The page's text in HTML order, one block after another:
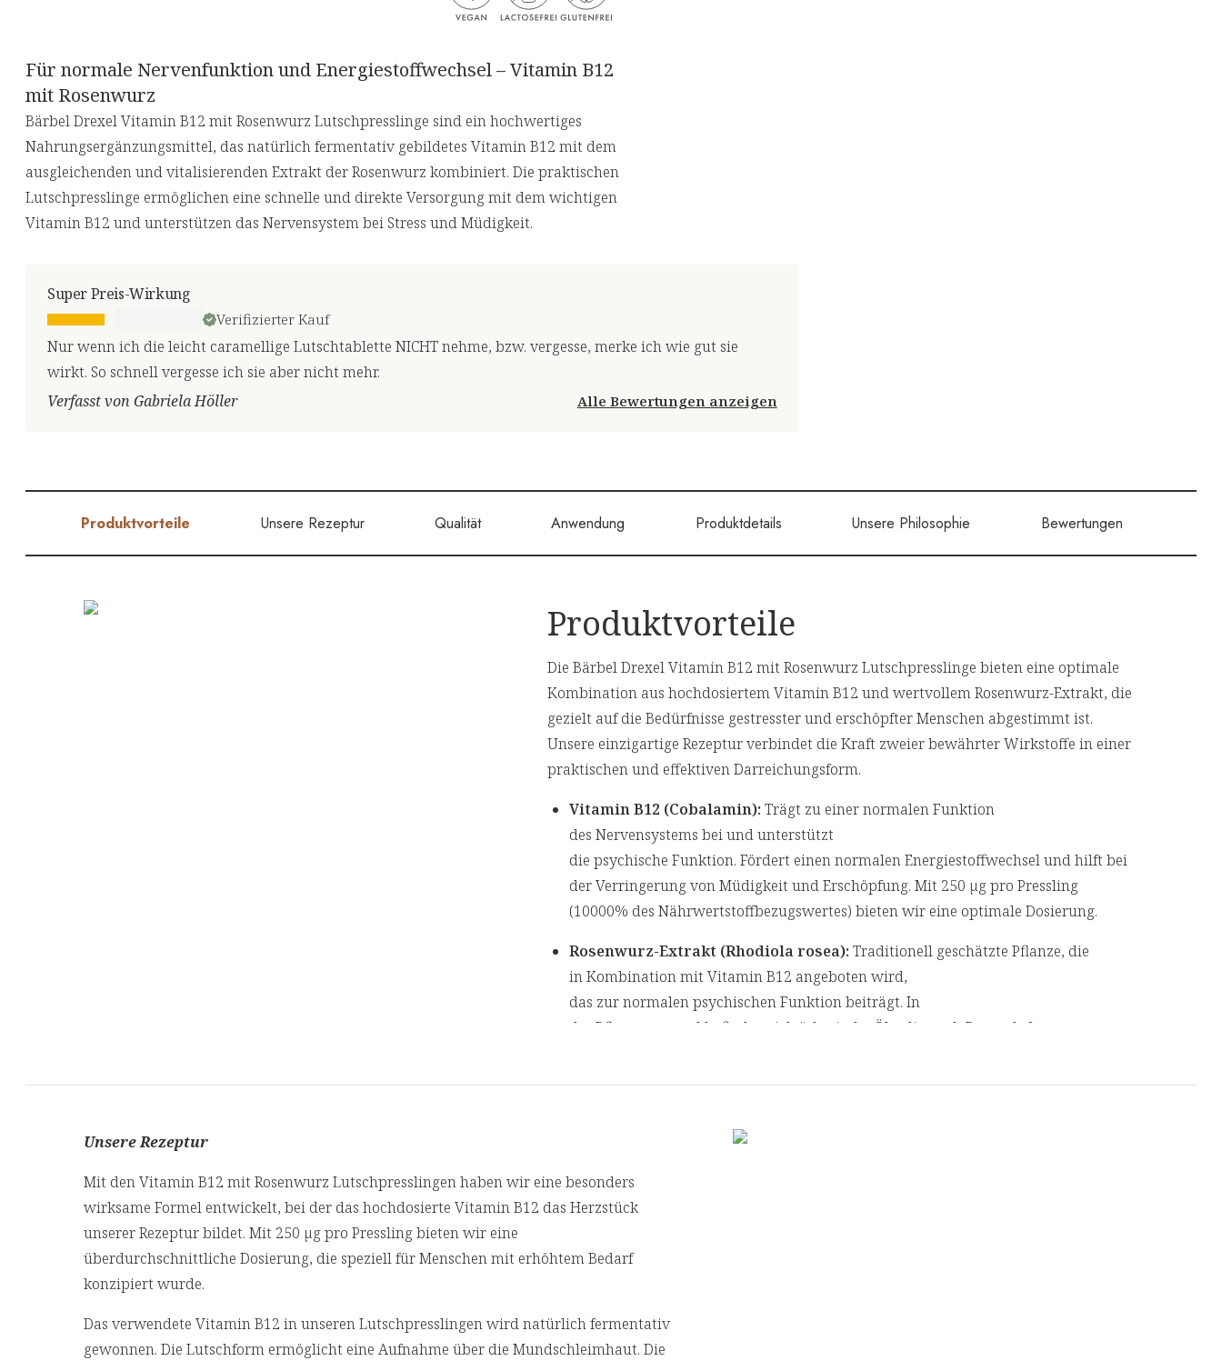
Für normale Nervenfunktion und Energiestoffwechsel – Vitamin B12
mit Rosenwurz
Bärbel Drexel Vitamin B12 mit Rosenwurz Lutschpresslinge sind ein hochwertiges
Nahrungsergänzungsmittel, das natürlich fermentativ gebildetes Vitamin B12 mit dem
ausgleichenden und vitalisierenden Extrakt der Rosenwurz kombiniert. Die praktischen
Lutschpresslinge ermöglichen eine schnelle und direkte Versorgung mit dem wichtigen
Vitamin B12 und unterstützen das Nervensystem bei Stress und Müdigkeit.
Super Preis-Wirkung
Verifizierter Kauf
Nur wenn ich die leicht caramellige Lutschtablette NICHT nehme, bzw. vergesse, merke ich wie gut sie
wirkt. So schnell vergesse ich sie aber nicht mehr.
Verfasst von Gabriela Höller
Alle Bewertungen anzeigen
Produktvorteile Unsere Rezeptur Qualität Anwendung Produktdetails Unsere Philosophie Bewertungen
Produktvorteile
Die Bärbel Drexel Vitamin B12 mit Rosenwurz Lutschpresslinge bieten eine optimale
Kombination aus hochdosiertem Vitamin B12 und wertvollem Rosenwurz-Extrakt, die
gezielt auf die Bedürfnisse gestresster und erschöpfter Menschen abgestimmt ist.
Unsere einzigartige Rezeptur verbindet die Kraft zweier bewährter Wirkstoffe in einer
praktischen und effektiven Darreichungsform.
Vitamin B12 (Cobalamin): Trägt zu einer normalen Funktion
des Nervensystems bei und unterstützt
die psychische Funktion. Fördert einen normalen Energiestoffwechsel und hilft bei
der Verringerung von Müdigkeit und Erschöpfung. Mit 250 µg pro Pressling
(10000% des Nährwertstoffbezugswertes) bieten wir eine optimale Dosierung.
Rosenwurz-Extrakt (Rhodiola rosea): Traditionell geschätzte Pflanze, die
in Kombination mit Vitamin B12 angeboten wird,
das zur normalen psychischen Funktion beiträgt. In
der Pflanzenwurzel befinden sich ätherische Öle, die nach Rosen duften
Unsere Rezeptur
Mit den Vitamin B12 mit Rosenwurz Lutschpresslingen haben wir eine besonders
wirksame Formel entwickelt, bei der das hochdosierte Vitamin B12 das Herzstück
unserer Rezeptur bildet. Mit 250 µg pro Pressling bieten wir eine
überdurchschnittliche Dosierung, die speziell für Menschen mit erhöhtem Bedarf
konzipiert wurde.
Das verwendete Vitamin B12 in unseren Lutschpresslingen wird natürlich fermentativ
gewonnen. Die Lutschform ermöglicht eine Aufnahme über die Mundschleimhaut. Die